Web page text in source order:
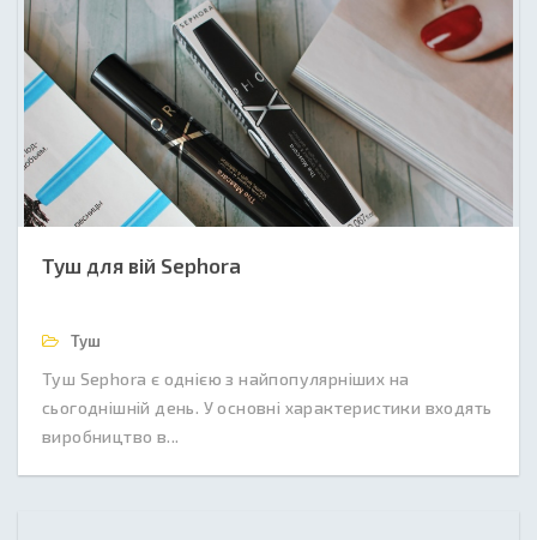
Туш для вій Sephora
Туш
Туш Sephora є однією з найпопулярніших на
сьогоднішній день. У основні характеристики входять
виробництво в...